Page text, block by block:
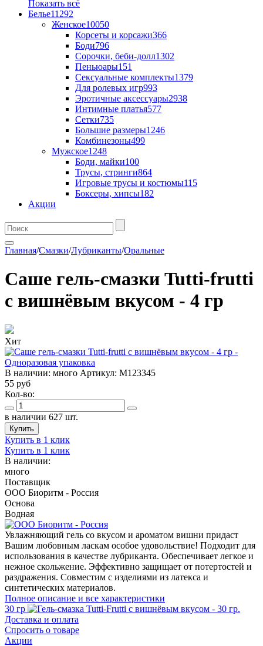
Показать всё
Белье11292
Женское10050
Корсеты и корсажи366
Боди796
Сорочки, беби-долл1302
Пеньюары151
Сексуальные комплекты1379
Для ролевых игр993
Эротичные аксессуары2938
Интимные платья577
Сетки735
Большие размеры1246
Комбинезоны499
Мужское1248
Боди, майки100
Трусы, стринги864
Игровые трусы и костюмы115
Боксеры, хипсы182
Акции
Главная/Смазки/Лубриканты/Оральные
Саше гель-смазки Tutti-frutti
с вишнёвым вкусом - 4 гр
Хит
В наличии: много Артикул: M123345
55 руб
Кол-во:
в наличии 627 шт.
Купить
Купить в 1 клик
Купить в 1 клик
В наличии:
много
Поставщик
ООО Биоритм - Россия
Основа
Водная
Увлажняющий гель со вкусом и ароматом вишни придаст
Вашим любовным ласкам особое удовольствие! Подходит для
использования в качестве лубриканта. Обеспечивает легкое и
нежное скольжение. Эффективно защищает от потертостей и
раздражения. Совместим с изделиями из латекса и
синтетических материалов.
Полное описание и все характеристики
30 гр
Доставка и оплата
Спросить о товаре
Акции